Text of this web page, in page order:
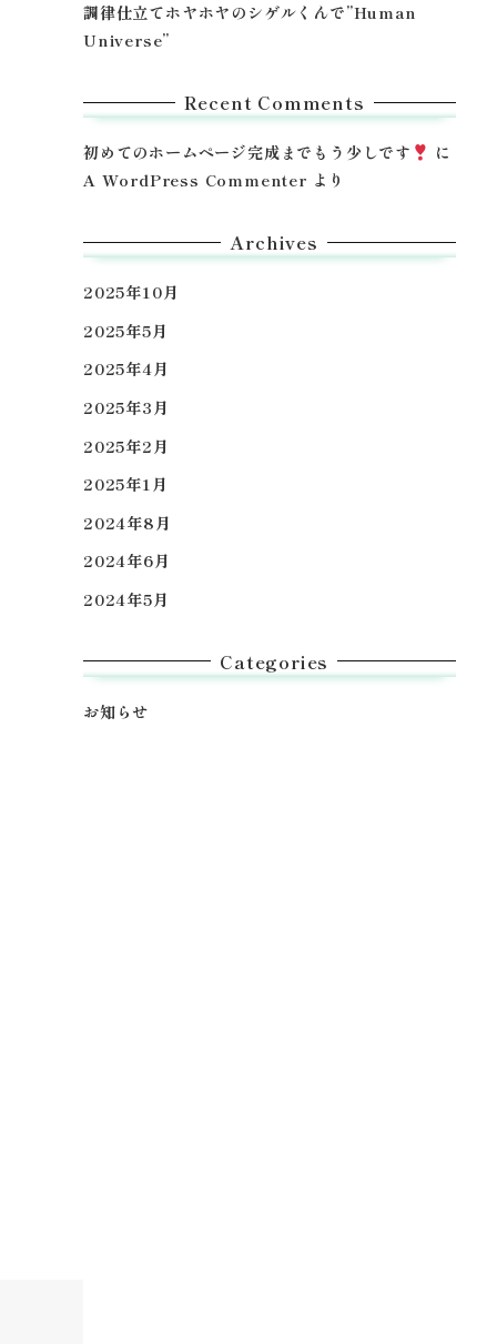
調律仕立てホヤホヤのシゲルくんで”Human
Universe”
Recent Comments
初めてのホームページ完成までもう少しです
に
A WordPress Commenter より
Archives
2025年10月
2025年5月
2025年4月
2025年3月
2025年2月
2025年1月
2024年8月
2024年6月
2024年5月
Categories
お知らせ